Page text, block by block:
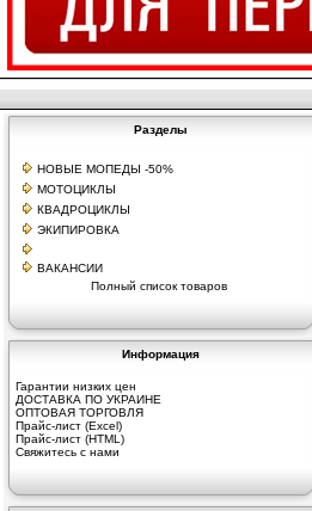
Разделы
НОВЫЕ МОПЕДЫ -50%
МОТОЦИКЛЫ
КВАДРОЦИКЛЫ
ЭКИПИРОВКА
ВАКАНСИИ
Полный список товаров
Информация
Гарантии низких цен
ДОСТАВКА ПО УКРАИНЕ
ОПТОВАЯ ТОРГОВЛЯ
Прайс-лист (Excel)
Прайс-лист (HTML)
Свяжитесь с нами